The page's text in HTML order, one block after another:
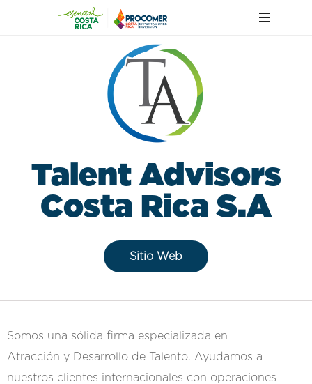
Talent Advisors
Costa Rica S.A
Sitio Web
Somos una sólida firma especializada en
Atracción y Desarrollo de Talento. Ayudamos a
nuestros clientes internacionales con operaciones